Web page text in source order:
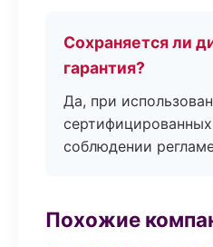
Сохраняется ли
гарантия?
Да, при
соблюдении
Похожие